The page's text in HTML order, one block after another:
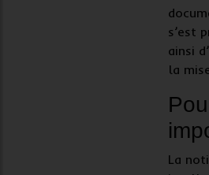
s’est
ainsi
la
La